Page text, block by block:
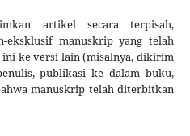
artikel secara terpisah,
eksklusif manuskrip yang telah
ke versi lain (misalnya, dikirim
publikasi ke dalam buku,
manuskrip telah diterbitkan